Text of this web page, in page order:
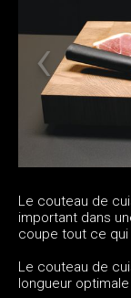
Le couteau de
important dans
coupe tout ce qui
Le couteau de
longueur